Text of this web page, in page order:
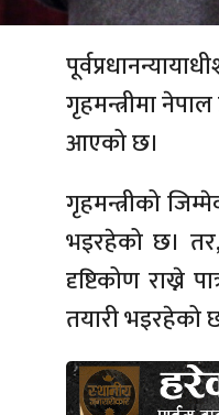
गृहमन्त्रीमा
आएको छ।
गृहमन्त्रीको
भइरहेको छ। तर,
दृष्टिकोण राख्ने
तयारी भइरहेको